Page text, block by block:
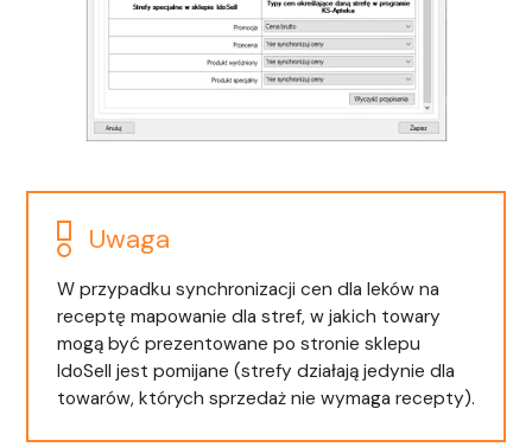
Uwaga
W przypadku synchronizacji cen dla leków na
receptę mapowanie dla stref, w jakich towary
mogą być prezentowane po stronie sklepu
IdoSell jest pomijane (strefy działają jedynie dla
towarów, których sprzedaż nie wymaga recepty).